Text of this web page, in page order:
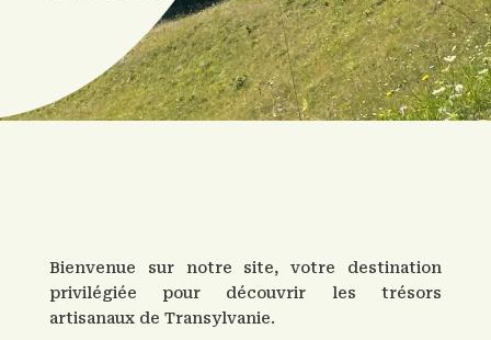
Bienvenue sur notre site, votre destination
privilégiée pour découvrir les trésors
artisanaux de Transylvanie.